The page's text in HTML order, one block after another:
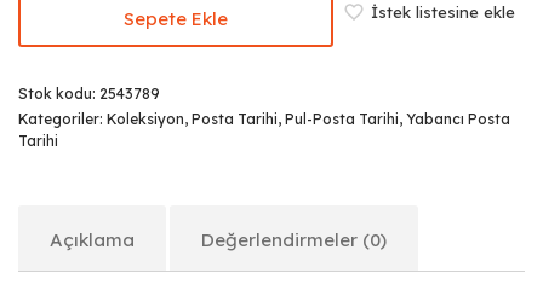
Sepete Ekle İstek listesine ekle
Stok kodu: 2543789
Kategoriler: Koleksiyon, Posta Tarihi, Pul-Posta Tarihi, Yabancı Posta
Tarihi
Açıklama Değerlendirmeler (0)